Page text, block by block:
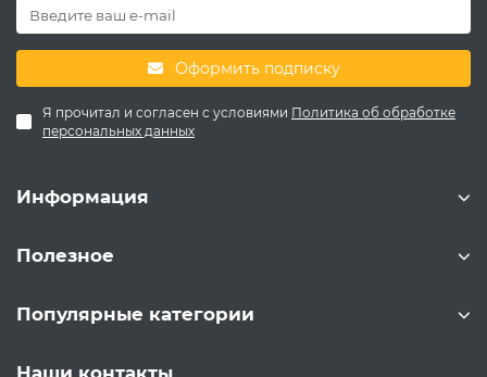
Оформить подписку
Я прочитал и согласен с условиями Политика об обработке
персональных данных
Информация
Полезное
Популярные категории
Наши контакты